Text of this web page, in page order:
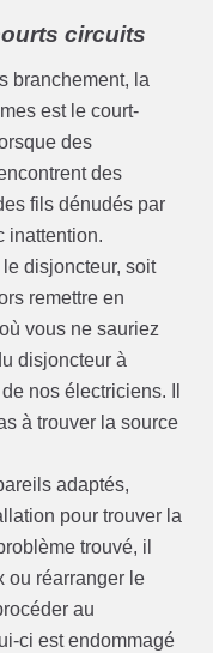
circuits
branchement, la
est le court-
des
des
fils dénudés par
inattention.
disjoncteur, soit
remettre en
vous ne sauriez
disjoncteur à
nos électriciens. Il
à trouver la source
adaptés,
pour trouver la
trouvé, il
ou réarranger le
au
ci est endommagé